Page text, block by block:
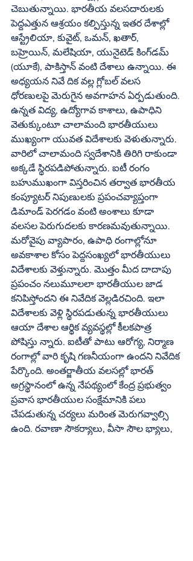
చెబుతున్నాయి. భారతీయ వలసదారులకు
పెద్దఎత్తున ఆశ్రయం కల్పిస్తున్న ఇతర దేశాల్లో
ఆస్ట్రేలియా, కువైట్‌, ఒమన్‌, ఖతార్‌,
బహ్రెయిన్‌, మలేషియా, యునైటెడ్‌ కింగ్‌డమ్‌
(యూకే), పాకిస్తాన్‌ వంటి దేశాలు ఉన్నాయి. ఈ
అధ్యయన నివే దిక వల్ల గ్లోబల్‌ వలస
ధోరణులపై మెరుగైన అవగాహన ఏర్పడుతుంది.
ఉన్నత విద్య, ఉద్యోగావ కాశాలు, ఉపాధిని
వెతుక్కుంటూ చాలామంది భారతీయులు
ముఖ్యంగా యువత విదేశాలకు వెళుతున్నారు.
వారిలో చాలామంది స్వదేశానికి తిరిగి రాకుండా
అక్కడే స్థిరపడిపోతున్నారు. ఐటీ రంగం
బహుముఖంగా విస్తరించిన తర్వాత భారతీయ
కంప్యూటర్‌ నిపుణులకు ప్రపంచవ్యాప్తంగా
డిమాండ్‌ పెరగడం వంటి అంశాలు కూడా
వలసల పెరుగుదలకు కారణమవుతున్నాయి.
మరోవైపు వ్యాపారం, ఉపాధి రంగాల్లోనూ
అవకాశాల కోసం పెద్దసంఖ్యలో భారతీయులు
విదేశాలకు వెళ్తున్నారు. మొత్తం మీద దాదాపు
ప్రపంచం నలుమూలలా భారతీయుల జాడ
కనిపిస్తోందని ఈ నివేదిక వెల్లడిరచింది. ఇలా
విదేశాలకు వెళ్లి స్థిరపడుతున్న భారతీయులు
ఆయా దేశాల ఆర్థిక వ్యవస్థల్లో కీలకపాత్ర
పోషిస్తు న్నారు. ఐటీతో పాటు ఆరోగ్య, నిర్మాణ
రంగాల్లో వారి కృషి గణనీయంగా ఉందని నివేదిక
పేర్కొంది. అంతర్జాతీయ వలసల్లో భారత్‌
అగ్రస్థానంలో ఉన్న నేపథ్యంలో కేంద్ర ప్రభుత్వం
ప్రవాస భారతీయుల సంక్షేమానికి పలు
చేపడుతున్న చర్యలు మరింత మెరుగవ్వాల్సి
ఉంది. రవాణా సౌకర్యాలు, వీసా సౌల భ్యాలు,